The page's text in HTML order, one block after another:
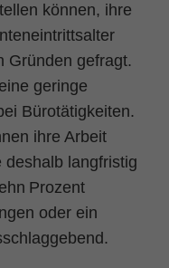
können, ihre
Gründen gefragt.
geringe
Bürotätigkeiten.
ihre Arbeit
deshalb langfristig
Prozent
oder ein